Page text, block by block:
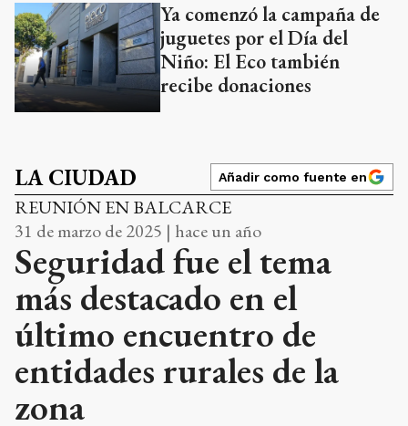
Ya comenzó la campaña de
juguetes por el Día del
Niño: El Eco también
recibe donaciones
LA CIUDAD Añadir como fuente en
REUNIÓN EN BALCARCE
31 de marzo de 2025 | hace un año
Seguridad fue el tema
más destacado en el
último encuentro de
entidades rurales de la
zona